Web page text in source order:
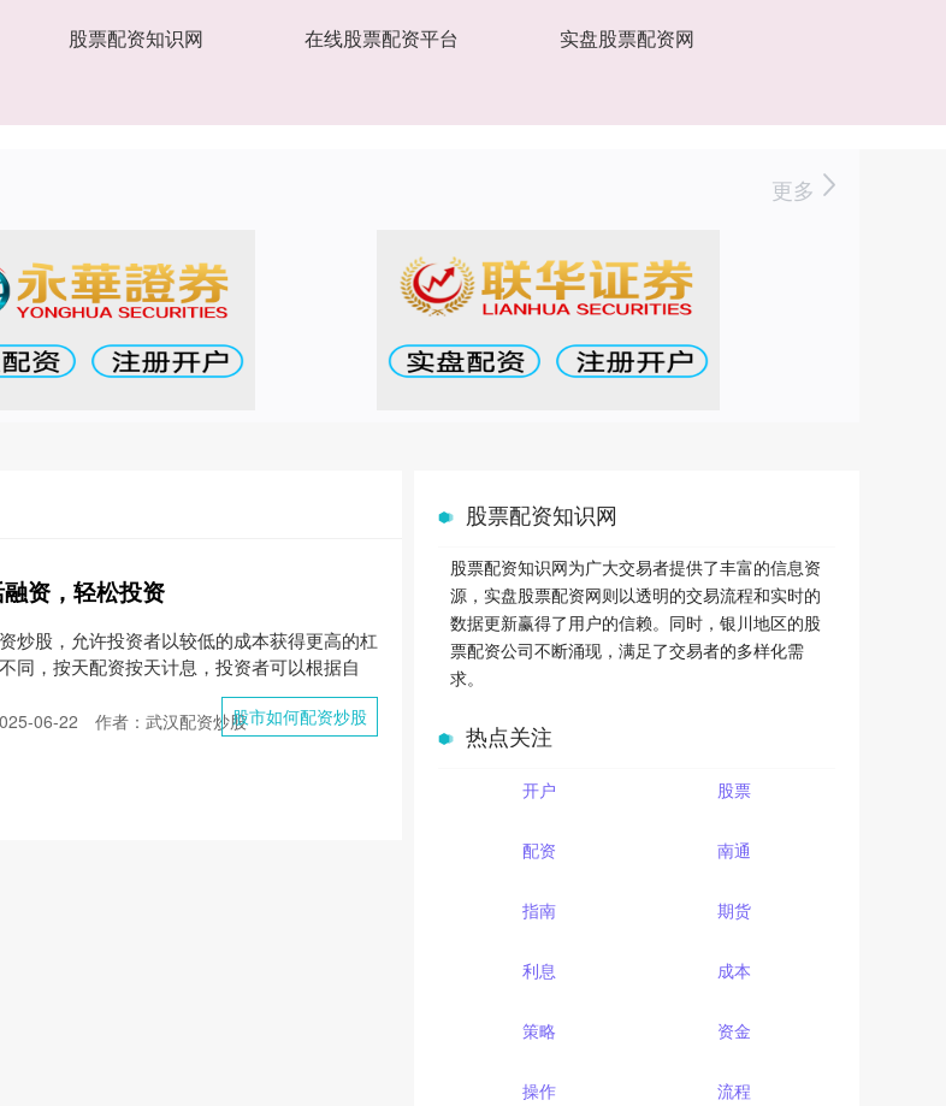
股票配资知识网 在线股票配资平台 实盘股票配资网
更多
资，轻松投资
炒股，允许投资者以较低的成本获得更高的杠
同，按天配资按天计息，投资者可以根据自
股市如何配资炒股
06-22 作者：武汉配资炒股
股票配资知识网
股票配资知识网为广大交易者提供了丰富的信息资
源，实盘股票配资网则以透明的交易流程和实时的
数据更新赢得了用户的信赖。同时，银川地区的股
票配资公司不断涌现，满足了交易者的多样化需
求。
热点关注
开户 股票
配资 南通
指南 期货
利息 成本
策略 资金
操作 流程